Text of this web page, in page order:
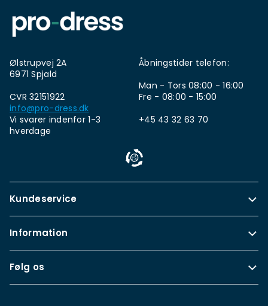
Ølstrupvej 2A
6971 Spjald
CVR 32151922
info@pro-dress.dk
Vi svarer indenfor 1-3
hverdage
Åbningstider telefon:
Man - Tors 08:00 - 16:00
Fre - 08:00 - 15:00
+45 43 32 63 70
Kundeservice
Information
Følg os